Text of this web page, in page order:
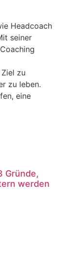
Headcoach
seiner
zu
zu leben.
eine
Gründe,
werden